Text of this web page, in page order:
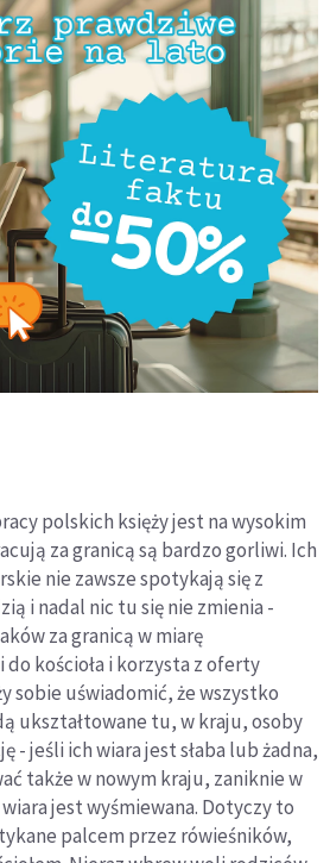
polskich księży jest na wysokim
za granicą są bardzo gorliwi. Ich
nie zawsze spotykają się z
i nadal nic tu się nie zmienia -
za granicą w miarę
kościoła i korzysta z oferty
sobie uświadomić, że wszystko
ukształtowane tu, w kraju, osoby
- jeśli ich wiara jest słaba lub żadna,
także w nowym kraju, zaniknie w
jest wyśmiewana. Dotyczy to
palcem przez rówieśników,